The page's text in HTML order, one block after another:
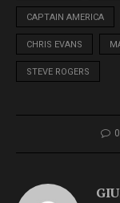
CAPTAIN AMERICA
CHRIS EVANS
STEVE ROGERS